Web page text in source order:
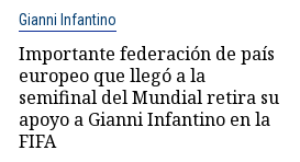
Gianni Infantino
Importante federación de país
europeo que llegó a la
semifinal del Mundial retira su
apoyo a Gianni Infantino en la
FIFA